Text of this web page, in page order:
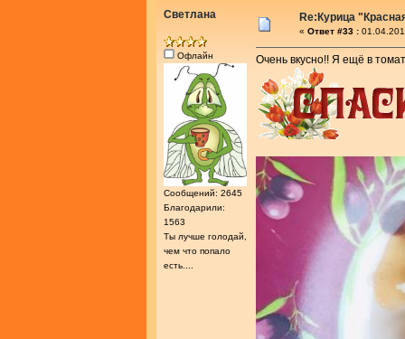
Светлана
Офлайн
Сообщений: 2645
Благодарили:
1563
Ты лучше голодай,
чем что попало
есть....
Re:Курица
« Ответ #33 :
Очень вкусно!! Я ещё в